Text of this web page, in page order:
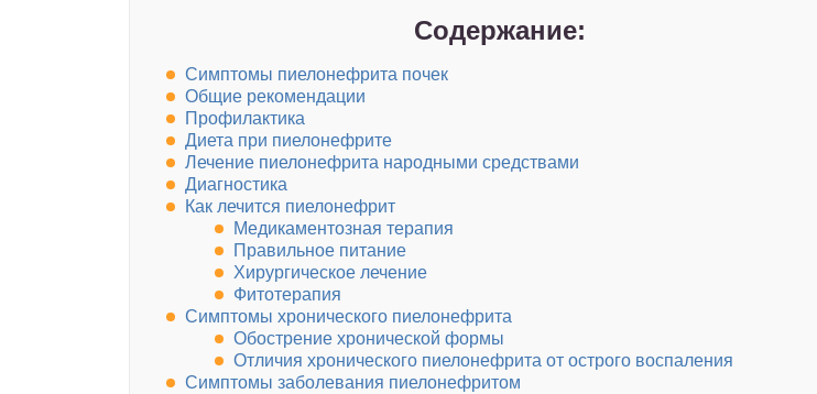
Содержание:
Симптомы пиелонефрита почек
Общие рекомендации
Профилактика
Диета при пиелонефрите
Лечение пиелонефрита народными средствами
Диагностика
Как лечится пиелонефрит
Медикаментозная терапия
Правильное питание
Хирургическое лечение
Фитотерапия
Симптомы хронического пиелонефрита
Обострение хронической формы
Отличия хронического пиелонефрита от острого воспаления
Симптомы заболевания пиелонефритом